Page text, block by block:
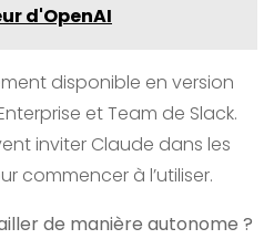
d'OpenAI
disponible en version
et Team de Slack.
inviter Claude dans les
commencer à l’utiliser.
de manière autonome ?